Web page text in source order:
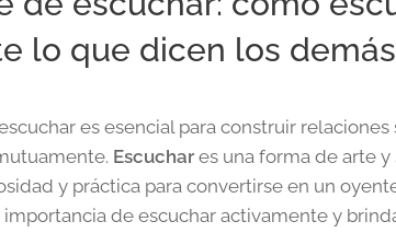
lo que dicen los demás
es esencial para construir relaciones
Escuchares una forma de arte y
y práctica para convertirse en un
de escuchar activamente y